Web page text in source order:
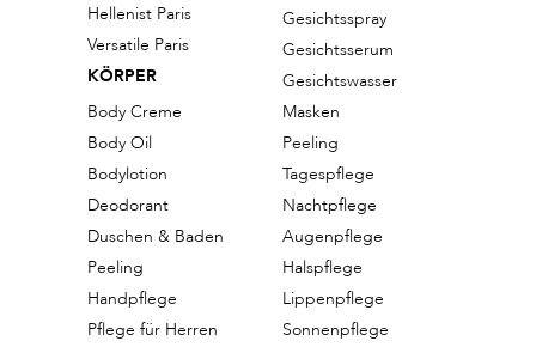
Hellenist Paris
Versatile Paris
KÖRPER
Body Creme
Body Oil
Bodylotion
Deodorant
Duschen & Baden
Peeling
Handpflege
Pflege für Herren
Gesichtsspray
Gesichtsserum
Gesichtswasser
Masken
Peeling
Tagespflege
Nachtpflege
Augenpflege
Halspflege
Lippenpflege
Sonnenpflege